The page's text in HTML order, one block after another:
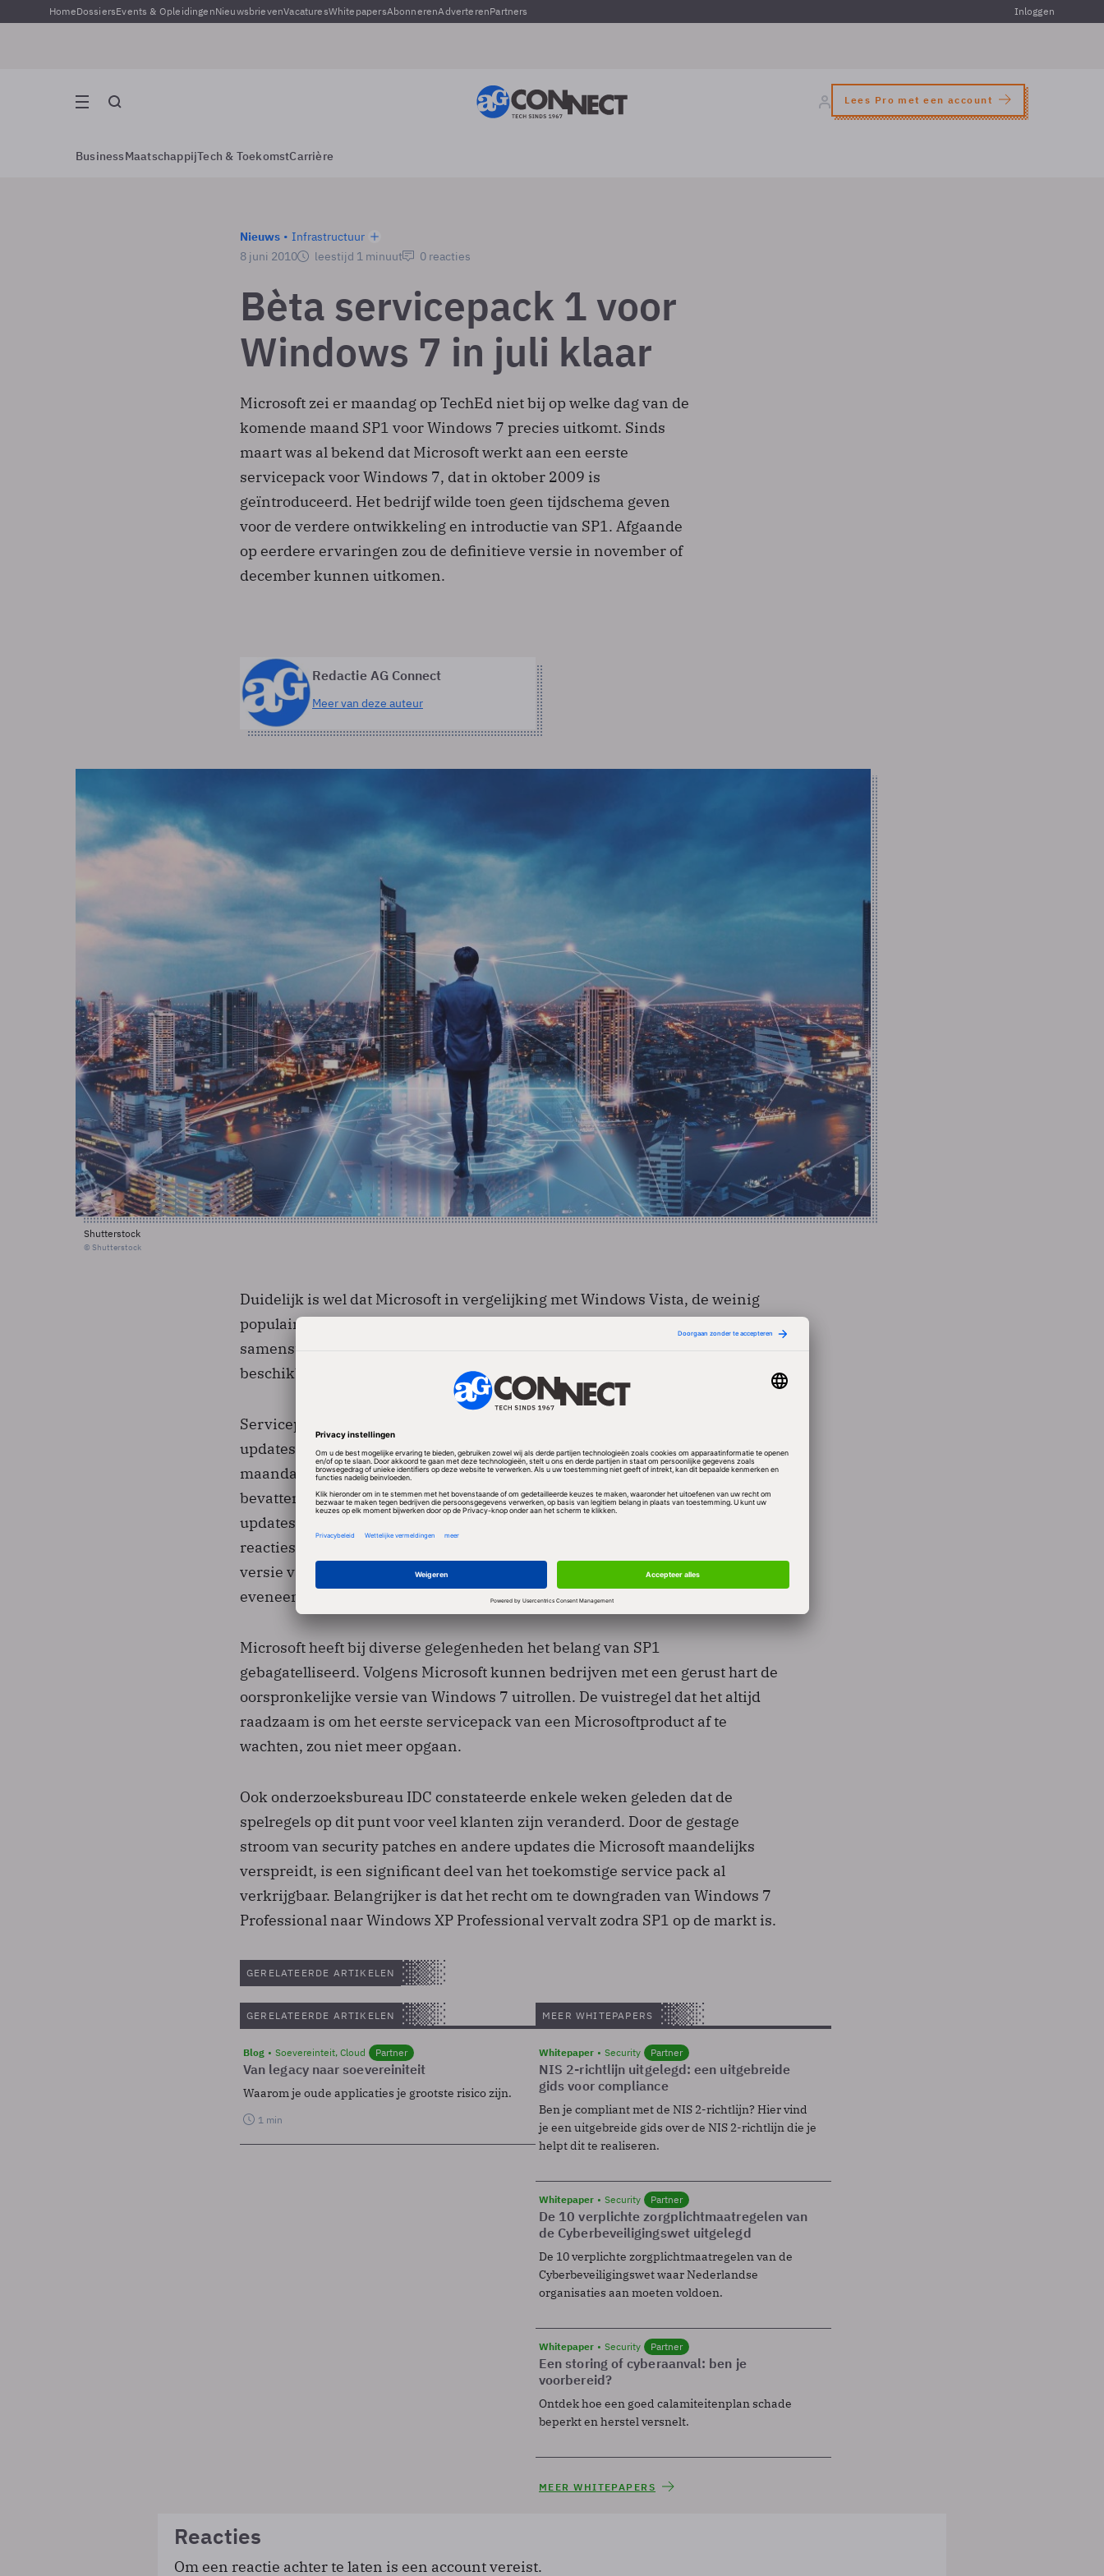
HomeDossiersEvents & OpleidingenNieuwsbrievenVacaturesWhitepapersAbonnerenAdverterenPartners Inloggen
Lees Pro met een account
BusinessMaatschappijTech & ToekomstCarrière
Nieuws
Infrastructuur
8 juni 2010
leestijd 1 minuut 0 reacties
Bèta servicepack 1 voor
Windows 7 in juli klaar
Microsoft zei er maandag op TechEd niet bij op welke dag van de
komende maand SP1 voor Windows 7 precies uitkomt. Sinds
maart was al bekend dat Microsoft werkt aan een eerste
servicepack voor Windows 7, dat in oktober 2009 is
geïntroduceerd. Het bedrijf wilde toen geen tijdschema geven
voor de verdere ontwikkeling en introductie van SP1. Afgaande
op eerdere ervaringen zou de definitieve versie in november of
december kunnen uitkomen.
Redactie AG Connect
Meer van deze auteur
Shutterstock
© Shutterstock
Duidelijk is wel dat Microsoft in vergelijking met Windows Vista, de weinig
populaire voorganger van Windows 7, al verder gevorderd is met het
samenstellen van een servicepack. Vista kwam in januari 2007 breed
beschikbaar, de publieke bèta van SP1 pas 11 maanden later.
Servicepacks zijn verzamelingen van al eerder verschenen tussentijdse
updates en soms ook van geheel nieuwe voorzieningen. Microsoft zei
maandag in New Orleans dat Windows 7 SP1 geen nieuwe features zal
bevatten die uniek zijn voor Windows 7. Er zitten alleen reeds verschenen
updates in, aangevuld met zogeheten ‘hot fixes’ die zijn gemaakt op basis van
reacties van klanten en partners. Meest in het oog springt nog een nieuwe
versie van Remote Desktop. Die sluit aan op RemoteFX, onderdeel van het
eveneens nog te verschijnen SP1 voor Windows Server 2008 R2.
Microsoft heeft bij diverse gelegenheden het belang van SP1
gebagatelliseerd. Volgens Microsoft kunnen bedrijven met een gerust hart de
oorspronkelijke versie van Windows 7 uitrollen. De vuistregel dat het altijd
raadzaam is om het eerste servicepack van een Microsoftproduct af te
wachten, zou niet meer opgaan.
Ook onderzoeksbureau IDC constateerde enkele weken geleden dat de
spelregels op dit punt voor veel klanten zijn veranderd. Door de gestage
stroom van security patches en andere updates die Microsoft maandelijks
verspreidt, is een significant deel van het toekomstige service pack al
verkrijgbaar. Belangrijker is dat het recht om te downgraden van Windows 7
Professional naar Windows XP Professional vervalt zodra SP1 op de markt is.
GERELATEERDE ARTIKELEN
GERELATEERDE ARTIKELEN
Blog Soevereinteit, Cloud Partner
Van legacy naar soevereiniteit
Waarom je oude applicaties je grootste risico zijn.
1 min
MEER WHITEPAPERS
Whitepaper Security Partner
NIS 2-richtlijn uitgelegd: een uitgebreide
gids voor compliance
Ben je compliant met de NIS 2-richtlijn? Hier vind
je een uitgebreide gids over de NIS 2-richtlijn die je
helpt dit te realiseren.
Whitepaper Security Partner
De 10 verplichte zorgplichtmaatregelen van
de Cyberbeveiligingswet uitgelegd
De 10 verplichte zorgplichtmaatregelen van de
Cyberbeveiligingswet waar Nederlandse
organisaties aan moeten voldoen.
Whitepaper Security Partner
Een storing of cyberaanval: ben je
voorbereid?
Ontdek hoe een goed calamiteitenplan schade
beperkt en herstel versnelt.
MEER WHITEPAPERS
Reacties
Om een reactie achter te laten is een account vereist.